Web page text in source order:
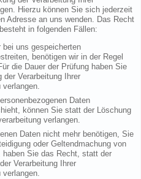
Hierzu können Sie sich jederzeit
Adresse an uns wenden. Das Recht
in folgenden Fällen:
uns gespeicherten
benötigen wir in der Regel
die Dauer der Prüfung haben Sie
Verarbeitung Ihrer
verlangen.
Daten
können Sie statt der Löschung
verlangen.
Daten nicht mehr benötigen, Sie
oder Geltendmachung von
haben Sie das Recht, statt der
Verarbeitung Ihrer
verlangen.